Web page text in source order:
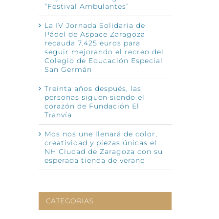
“Festival Ambulantes”
La IV Jornada Solidaria de
Pádel de Aspace Zaragoza
recauda 7.425 euros para
seguir mejorando el recreo del
Colegio de Educación Especial
San Germán
Treinta años después, las
personas siguen siendo el
corazón de Fundación El
Tranvía
Mos nos une llenará de color,
creatividad y piezas únicas el
NH Ciudad de Zaragoza con su
esperada tienda de verano
CATEGORIAS